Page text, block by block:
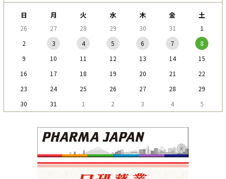
日 月 火 水 木 金 土
26 27 28 29 30 31
1
2
3 4 5 6 7
8
9
10 11 12 13 14
15
16
17 18 19 20 21
22
23
24 25 26 27 28
29
30
31 1 2 3 4 5